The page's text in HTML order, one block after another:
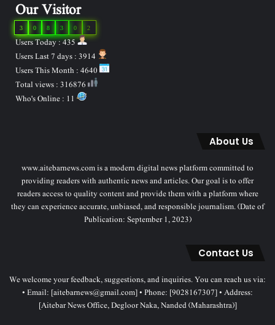
Our Visitor
2
0
3
8
0
3
Users Today : 435
About Us
www.aitebarnews.com is a modern digital news platform committed to
providing readers with authentic news and articles. Our goal is to offer
readers access to quality content and provide them with a platform where
they can experience accurate, unbiased, and responsible journalism. (Date of
Publication: September 1, 2023)
Contact Us
We welcome your feedback, suggestions, and inquiries. You can reach us via:
• Email: [aitebarnews@gmail.com] • Phone: [9028167307] • Address:
[Aitebar News Office, Degloor Naka, Nanded (Maharashtra)]